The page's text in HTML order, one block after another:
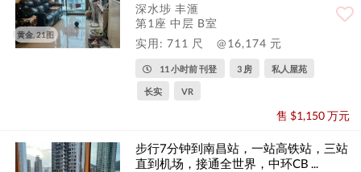
黄金, 21图
深水埗 丰滙
第1座 中层 B室
实用: 711 尺
@16,174 元
11 小时前 刊登 3 房 私人屋苑
长实 VR
售 $1,150 万元
步行7分钟到南昌站，一站高铁站，三站
直到机场，接通全世界，中环CB ...